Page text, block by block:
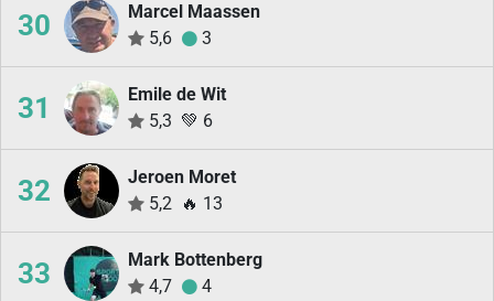
30
Marcel Maassen
5,6
3
31
Emile de Wit
5,3 💚 6
32
Jeroen Moret
5,2 🔥 13
33
Mark Bottenberg
4,7
4